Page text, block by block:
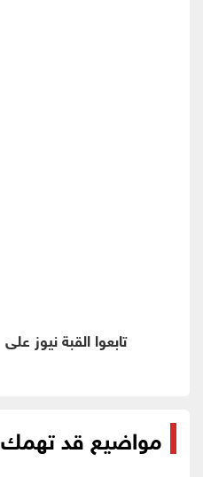
تابعوا القبة نيوز على
مواضيع قد تهمك